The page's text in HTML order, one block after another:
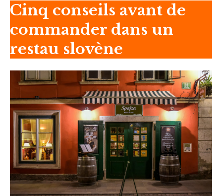
Cinq conseils avant de
commander dans un
restau slovène